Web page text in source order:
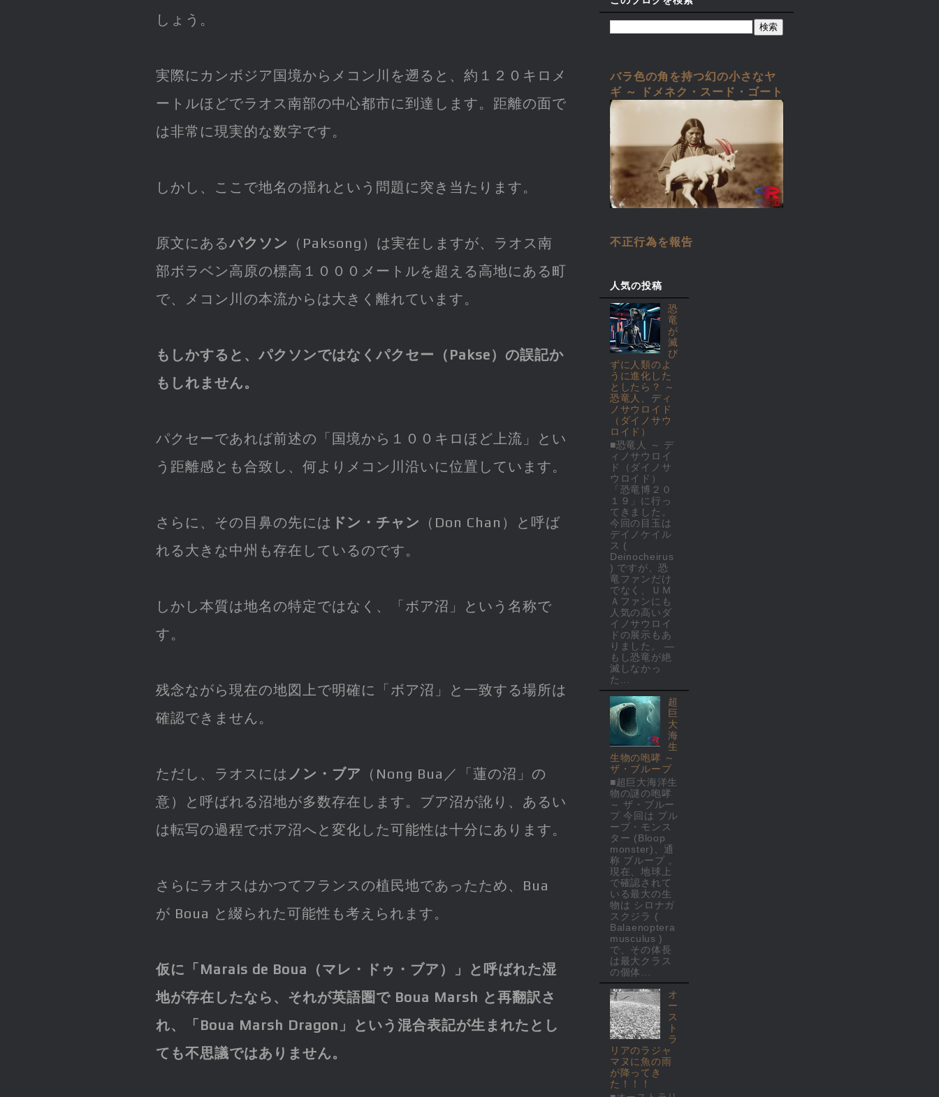
しょう。
実際にカンボジア国境からメコン川を遡ると、約１２０キロメ
ートルほどでラオス南部の中心都市に到達します。距離の面で
は非常に現実的な数字です。
しかし、ここで地名の揺れという問題に突き当たります。
原文にあるパクソン （Paksong）は実在しますが、ラオス南
部ボラベン高原の標高１０００メートルを超える高地にある町
で、メコン川の本流からは大きく離れています。
もしかすると、パクソンではなくパクセー（Pakse）の誤記か
もしれません。
パクセーであれば前述の「国境から１００キロほど上流」とい
う距離感とも合致し、何よりメコン川沿いに位置しています。
さらに、その目鼻の先には ドン・チャン （Don Chan）と呼ば
れる大きな中州も存在しているのです。
しかし本質は地名の特定ではなく、「ボア沼」という名称で
す。
残念ながら現在の地図上で明確に「ボア沼」と一致する場所は
確認できません。
ただし、ラオスには ノン・ブア （Nong Bua／「蓮の沼」の
意）と呼ばれる沼地が多数存在します。ブア沼が訛り、あるい
は転写の過程でボア沼へと変化した可能性は十分にあります。
さらにラオスはかつてフランスの植民地であったため、Bua
が Boua と綴られた可能性も考えられます。
仮に「Marais de Boua（マレ・ドゥ・ブア）」と呼ばれた湿
地が存在したなら、それが英語圏で Boua Marsh と再翻訳さ
れ、「Boua Marsh Dragon」という混合表記が生まれたとし
ても不思議ではありません。
バラ色の角を持つ幻の小さなヤ
ギ ～ ドメネク・スード・ゴート
不正行為を報告
人気の投稿
恐
竜
が
滅
び
ずに人類のよ
うに進化した
としたら？ ～
恐竜人、ディ
ノサウロイド
（ダイノサウ
ロイド）
■恐竜人 ～ デ
ィノサウロイ
ド（ダイノサ
ウロイド）
「恐竜博２０
１９」に行っ
てきました。
今回の目玉は
デイノケイル
ス (
Deinocheirus
) ですが、恐
竜ファンだけ
でなく、ＵＭ
Ａファンにも
人気の高いダ
イノサウロイ
ドの展示もあ
りました。 ―
もし恐竜が絶
滅しなかっ
た...
超
巨
大
海
生
生物の咆哮 ～
ザ・ブループ
■超巨大海洋生
物の謎の咆哮
～ ザ・ブルー
プ 今回は ブル
ープ・モンス
ター (Bloop
monster)、通
称 ブループ 。
現在、地球上
で確認されて
いる最大の生
物は シロナガ
スクジラ (
Balaenoptera
musculus )
で、その体長
は最大クラス
の個体...
オ
ー
ス
ト
ラ
リアのラジャ
マヌに魚の雨
が降ってき
た！！！